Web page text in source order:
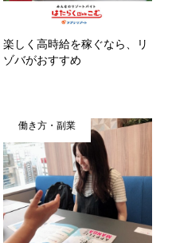
楽しく高時給を稼ぐなら、リ
ゾバがおすすめ
働き方・副業